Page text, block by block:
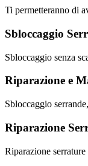
Ti permetteranno di
Sbloccaggio
Sbloccaggio senza
Riparazione e
Sbloccaggio
Riparazione
Riparazione